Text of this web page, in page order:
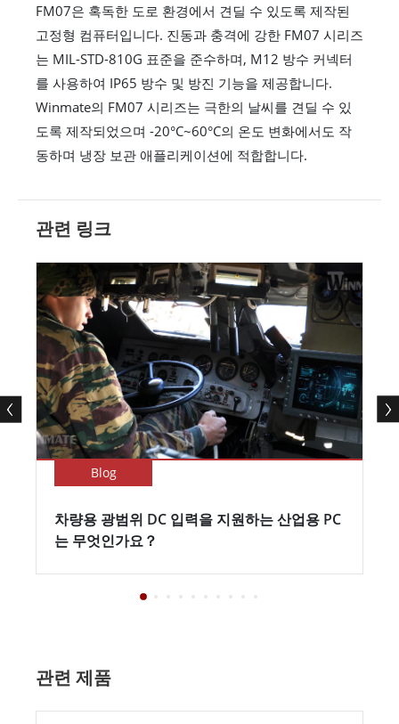
FM07은 혹독한 도로 환경에서 견딜 수 있도록 제작된
고정형 컴퓨터입니다. 진동과 충격에 강한 FM07 시리즈
는 MIL-STD-810G 표준을 준수하며, M12 방수 커넥터
를 사용하여 IP65 방수 및 방진 기능을 제공합니다.
Winmate의 FM07 시리즈는 극한의 날씨를 견딜 수 있
도록 제작되었으며 -20°C~60°C의 온도 변화에서도 작
동하며 냉장 보관 애플리케이션에 적합합니다.
관련 링크
Blog
차량용 광범위 DC 입력을 지원하는 산업용 PC
는 무엇인가요？
관련 제품